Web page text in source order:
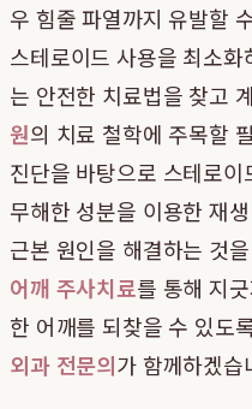
우 힘줄 파열까지 유발할
스테로이드 사용을 최소
는 안전한 치료법을 찾고
원의 치료 철학에 주목할
진단을 바탕으로 스테로
무해한 성분을 이용한 재
근본 원인을 해결하는 것
어깨 주사치료를 통해 지
한 어깨를 되찾을 수 있도
외과 전문의가 함께하겠습